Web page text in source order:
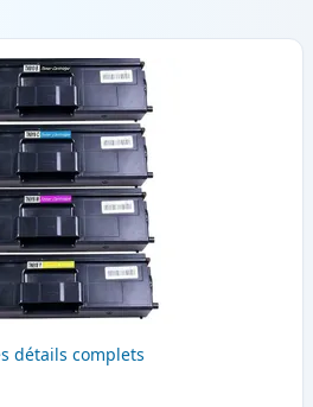
détails complets